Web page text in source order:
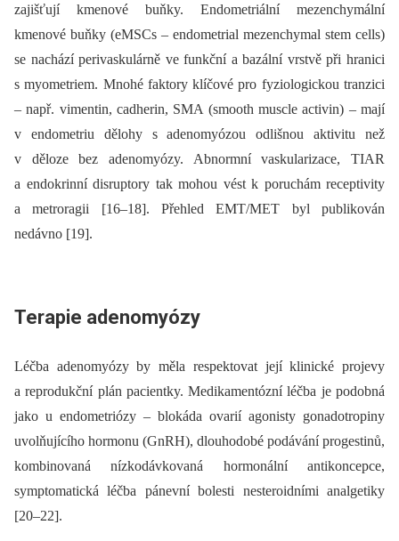
zajišťují kmenové buňky. Endometriální mezenchymální
kmenové buňky (eMSCs –⁠ endometrial mezenchymal stem cells)
se nachází perivaskulárně ve funkční a bazální vrstvě při hranici
s myometriem. Mnohé faktory klíčové pro fyziologickou tranzici
–⁠ např. vimentin, cadherin, SMA (smooth muscle activin) –⁠ mají
v endometriu dělohy s adenomyózou odlišnou aktivitu než
v děloze bez adenomyózy. Abnormní vaskularizace, TIAR
a endokrinní disruptory tak mohou vést k poruchám receptivity
a metroragii [16–18]. Přehled EMT/MET byl publikován
nedávno [19].
Terapie adenomyózy
Léčba adenomyózy by měla respektovat její klinické projevy
a reprodukční plán pacientky. Medikamentózní léčba je podobná
jako u endometriózy –⁠ blokáda ovarií agonisty gonadotropiny
uvolňujícího hormonu (GnRH), dlouhodobé podávání progestinů,
kombinovaná nízkodávkovaná hormonální antikoncepce,
symptomatická léčba pánevní bolesti nesteroidními analgetiky
[20–22].